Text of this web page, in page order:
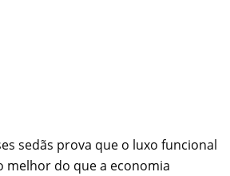
sedãs prova que o luxo funcional
melhor do que a economia